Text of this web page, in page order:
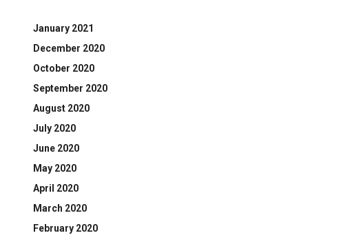
January 2021
December 2020
October 2020
September 2020
August 2020
July 2020
June 2020
May 2020
April 2020
March 2020
February 2020